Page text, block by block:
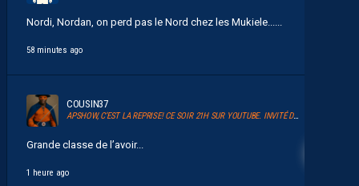
Nordi, Nordan, on perd pas le Nord chez les Mukiele......
58 minutes ago
COUSIN37
APSHOW, C’EST LA REPRISE! CE SOIR 21H SUR YOUTUBE. INVITÉ DAVID GLUZMAN DE L’AFTER FOOT.
Grande classe de l’avoir...
1 heure ago